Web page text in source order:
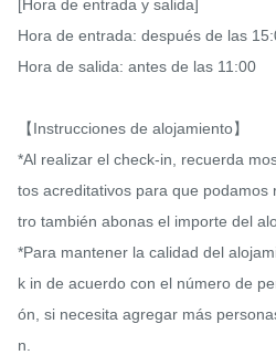
[Hora de entrada y salida]
Hora de entrada: después de las
Hora de salida: antes de las 11:00
【Instrucciones de alojamiento】
*Al realizar el check-in, recuerda
tos acreditativos para que
tro también abonas el importe del
*Para mantener la calidad del
k in de acuerdo con el número de
ón, si necesita agregar más
n.